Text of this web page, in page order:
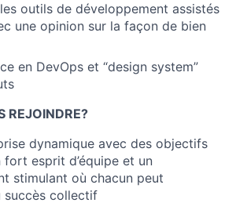
outils de développement assistés
une opinion sur la façon de bien
en DevOps et “design system”
REJOINDRE?
dynamique avec des objectifs
fort esprit d’équipe et un
stimulant où chacun peut
succès collectif